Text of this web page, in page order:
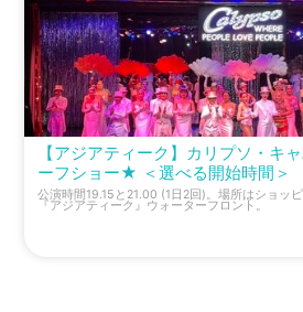
【アジアティーク】カリプソ・キ
ーフショー★ ＜選べる開始時間＞
公演時間19.15と21.00 (1日2回)。場所はショッ
『アジアティーク』ウォーターフロント。